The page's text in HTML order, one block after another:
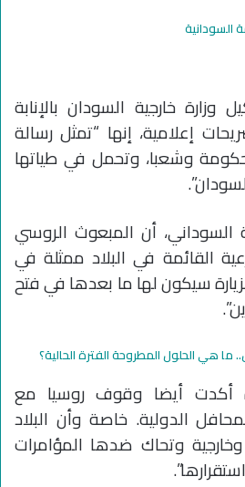
السودانية
وزارة خارجية السودان بالإنابة
إعلامية، إنها “تمثل رسالة
وشعبا، وتحمل في طياتها
السوداني، أن المبعوث الروسي
القائمة في البلاد ممثلة في
سيكون لها ما بعدها في فتح
ما هي الحلول المطروحة الفترة الحالية؟
أكدت أيضا وقوف روسيا مع
الدولية. خاصة وأن البلاد
وتحاك ضدها المؤامرات